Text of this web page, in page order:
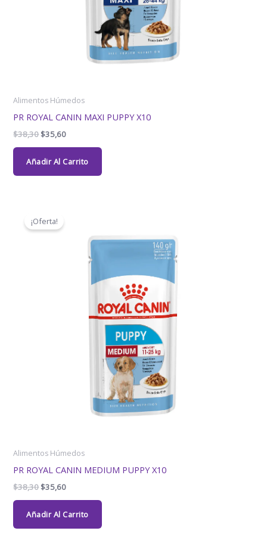
Alimentos Húmedos
PR ROYAL CANIN MAXI PUPPY X10
$38,30$35,60
Añadir Al Carrito
¡Oferta!
Alimentos Húmedos
PR ROYAL CANIN MEDIUM PUPPY X10
$38,30
precio
original
$35,60
$35,60.
Añadir Al Carrito